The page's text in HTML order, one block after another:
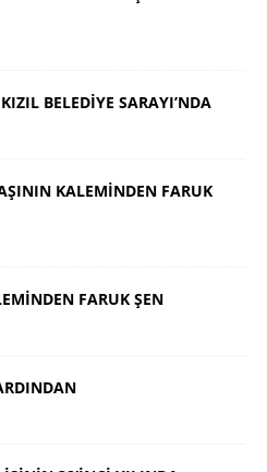
BELEDİYE SARAYI’NDA
KALEMİNDEN FARUK
FARUK ŞEN